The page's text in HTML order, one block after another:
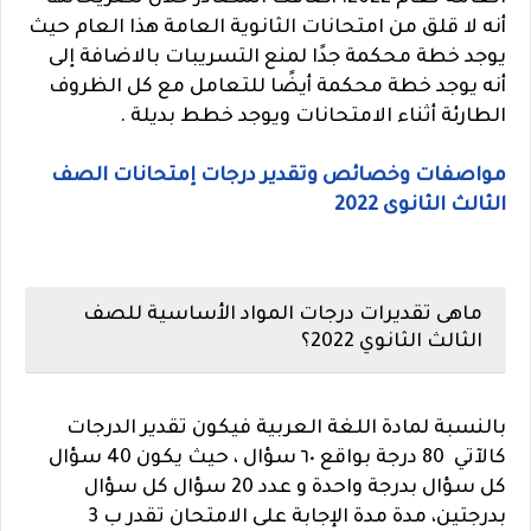
أنه لا قلق من امتحانات الثانوية العامة هذا العام حيث
يوجد خطة محكمة جدًا لمنع التسريبات بالاضافة إلى
أنه يوجد خطة محكمة أيضًا للتعامل مع كل الظروف
الطارئة أثناء الامتحانات ويوجد خطط بديلة .
مواصفات وخصائص وتقدير درجات إمتحانات الصف
الثالث الثانوى 2022
ماهى تقديرات درجات المواد الأساسية للصف
الثالث الثانوي 2022؟
بالنسبة لمادة اللغة العربية فيكون تقدير الدرجات
كالآتي 80 درجة بواقع ٦٠ سؤال ، حيث يكون 40 سؤال
كل سؤال بدرجة واحدة و عدد 20 سؤال كل سؤال
بدرجتين، مدة مدة الإجابة على الامتحان تقدر ب 3